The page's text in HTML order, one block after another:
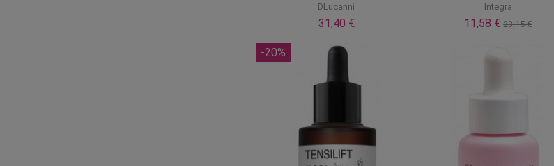
DLucanni
31,40 €
Integra
11,58 €23,15 €
-20%